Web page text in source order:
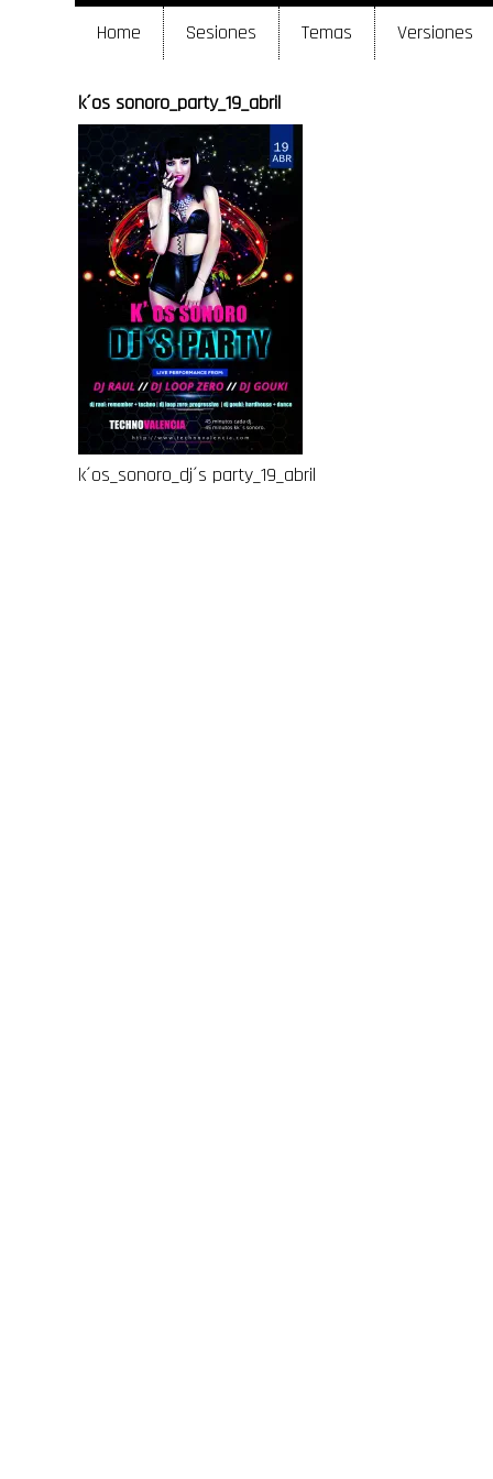
Home Sesiones Temas Versiones
k´os sonoro_party_19_abril
k´os_sonoro_dj´s party_19_abril